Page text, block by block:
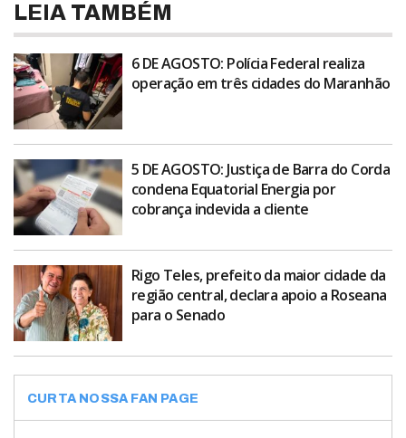
LEIA TAMBÉM
6 DE AGOSTO: Polícia Federal realiza
operação em três cidades do Maranhão
5 DE AGOSTO: Justiça de Barra do Corda
condena Equatorial Energia por
cobrança indevida a cliente
Rigo Teles, prefeito da maior cidade da
região central, declara apoio a Roseana
para o Senado
CURTA NOSSA FAN PAGE